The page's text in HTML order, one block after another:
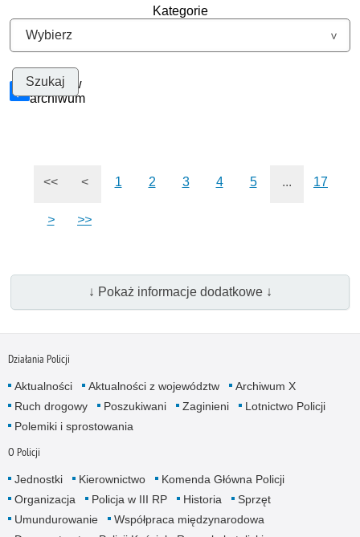
Kategorie
Szukaj w
archiwum
<< < 1 2 3 4 5 ... 17
> >>
↓ Pokaż informacje dodatkowe ↓
Działania Policji
Aktualności Aktualności z województw
Archiwum X
Ruch drogowy
Poszukiwani Zaginieni
Lotnictwo Policji
Polemiki i sprostowania
O Policji
Jednostki Kierownictwo
Komenda Główna Policji
Organizacja
Policja w III RP Historia
Sprzęt
Umundurowanie
Współpraca międzynarodowa